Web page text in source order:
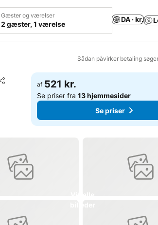
Gæster og værelser
2 gæster, 1 værelse
DA · kr.
Sådan påvirker betaling
Del
Føj til favoritter
af 521 kr.
Se priser fra13 hjemmesider
Se priser